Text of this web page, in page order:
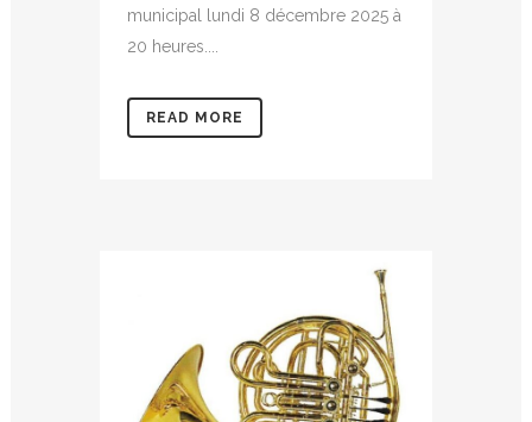
municipal lundi 8 décembre 2025 à
20 heures....
READ MORE